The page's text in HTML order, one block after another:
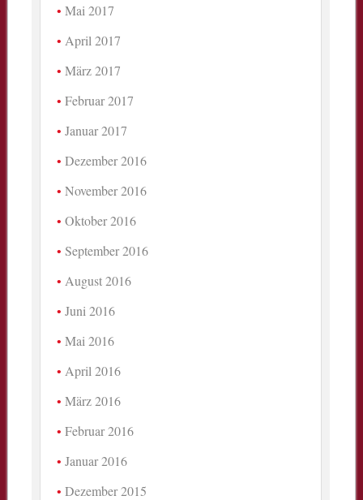
Mai 2017
April 2017
März 2017
Februar 2017
Januar 2017
Dezember 2016
November 2016
Oktober 2016
September 2016
August 2016
Juni 2016
Mai 2016
April 2016
März 2016
Februar 2016
Januar 2016
Dezember 2015